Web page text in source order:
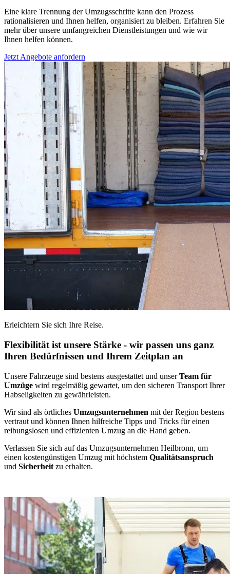
Eine klare Trennung der Umzugsschritte kann den Prozess
rationalisieren und Ihnen helfen, organisiert zu bleiben. Erfahren Sie
mehr über unsere umfangreichen Dienstleistungen und wie wir
Ihnen helfen können.
Jetzt Angebote anfordern
Erleichtern Sie sich Ihre Reise.
Flexibilität ist unsere Stärke - wir passen uns ganz
Ihren Bedürfnissen und Ihrem Zeitplan an
Unsere Fahrzeuge sind bestens ausgestattet und unserTeam für
Umzüge wird regelmäßig gewartet, um den sicheren Transport Ihrer
Habseligkeiten zu gewährleisten.
Wir sind als örtliches Umzugsunternehmen mit der Region bestens
vertraut und können Ihnen hilfreiche Tipps und Tricks für einen
reibungslosen und effizienten Umzug an die Hand geben.
Verlassen Sie sich auf das Umzugsunternehmen Heilbronn, um
einen kostengünstigen Umzug mit höchstem Qualitätsanspruch
und Sicherheit zu erhalten.